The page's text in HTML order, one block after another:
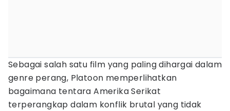
Sebagai salah satu film yang paling dihargai dalam
genre perang, Platoon memperlihatkan
bagaimana tentara Amerika Serikat
terperangkap dalam konflik brutal yang tidak